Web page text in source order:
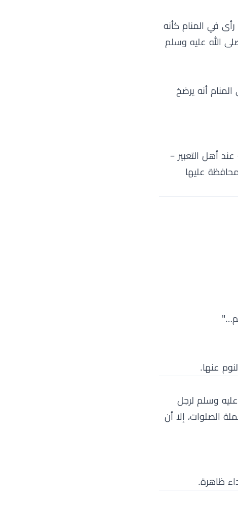
بن ابي الارقم - بيروت / لبنان, 2016)، يذكر أن من رأى في المنام كأنه
الله عليه وسلم
الصحافة العربية, 2017)، فإن من رأى في المنام أنه يرضخ
أهل التعبير –
عليها
عنها.
وسلم لرجل
الصلوات، إلا أن
ظاهرة.